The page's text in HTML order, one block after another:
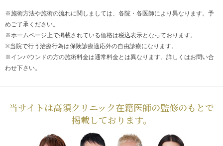
※施術方法や施術の流れに関しましては、各院・各医師により異なります。予
めご了承ください。
※ホームページ上で掲載されている価格は税込表示となっております。
※当院で行う治療行為は保険診療適応外の自由診療になります。
※インバウンドの方の施術料金は通常料金とは異なります。詳しくはお問い合
わせ下さい。
当サイトは高須クリニック在籍医師の監修のもとで
掲載しております。